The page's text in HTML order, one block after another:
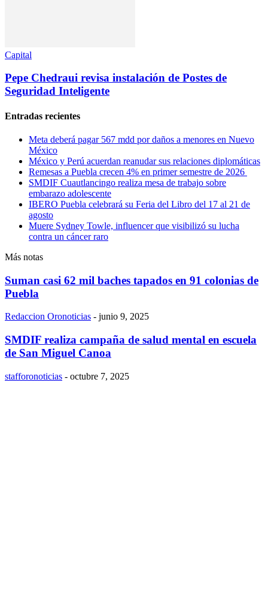
Capital
Pepe Chedraui revisa instalación de Postes de
Seguridad Inteligente
Entradas recientes
Meta deberá pagar 567 mdd por daños a menores en Nuevo
México
México y Perú acuerdan reanudar sus relaciones diplomáticas
Remesas a Puebla crecen 4% en primer semestre de 2026
SMDIF Cuautlancingo realiza mesa de trabajo sobre
embarazo adolescente
IBERO Puebla celebrará su Feria del Libro del 17 al 21 de
agosto
Muere Sydney Towle, influencer que visibilizó su lucha
contra un cáncer raro
Más notas
Suman casi 62 mil baches tapados en 91 colonias de
Puebla
Redaccion Oronoticias - junio 9, 2025
SMDIF realiza campaña de salud mental en escuela
de San Miguel Canoa
stafforonoticias - octubre 7, 2025